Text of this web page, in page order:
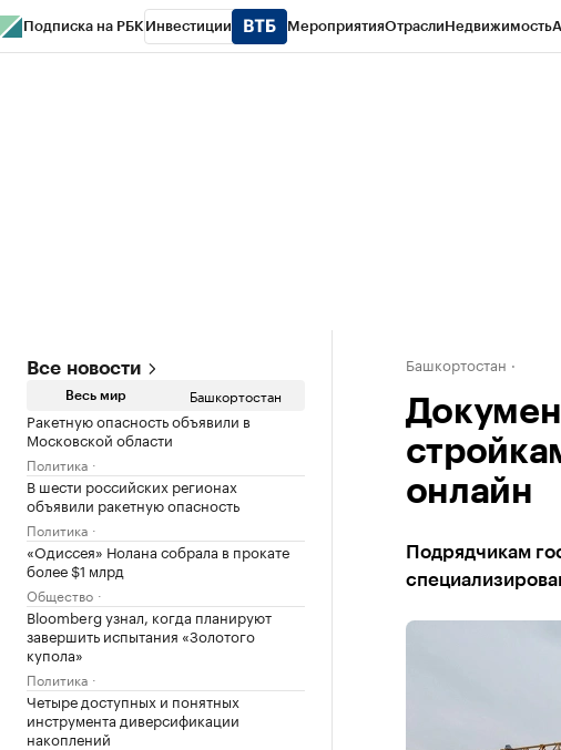
Подписка на РБК Инвестиции МероприятияОтраслиНедвижимость
Все новости
Весь мир Башкортостан
Ракетную опасность объявили в
Московской области
Политика
В шести российских регионах
объявили ракетную опасность
Политика
«Одиссея» Нолана собрала в прокате
более $1 млрд
Общество
Bloomberg узнал, когда планируют
завершить испытания «Золотого
купола»
Политика
Четыре доступных и понятных
инструмента диверсификации
накоплений
Башкортостан
онлайн
Подрядчикам